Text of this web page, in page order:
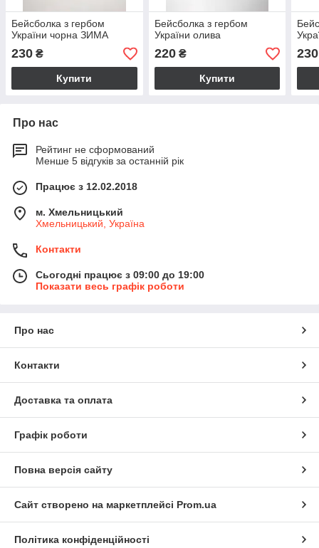
Бейсболка з гербом
України чорна ЗИМА
230 ₴
Купити
Бейсболка з гербом
України олива
220₴
Купити
230
Про нас
Рейтинг не сформований
Менше 5 відгуків за останній рік
Працює з 12.02.2018
м. Хмельницький
Хмельницький, Україна
Контакти
Сьогодні працює з 09:00 до 19:00
Показати весь графік роботи
Про нас
Контакти
Доставка та оплата
Графік роботи
Повна версія сайту
Сайт створено на маркетплейсі Prom.ua
Політика конфіденційності